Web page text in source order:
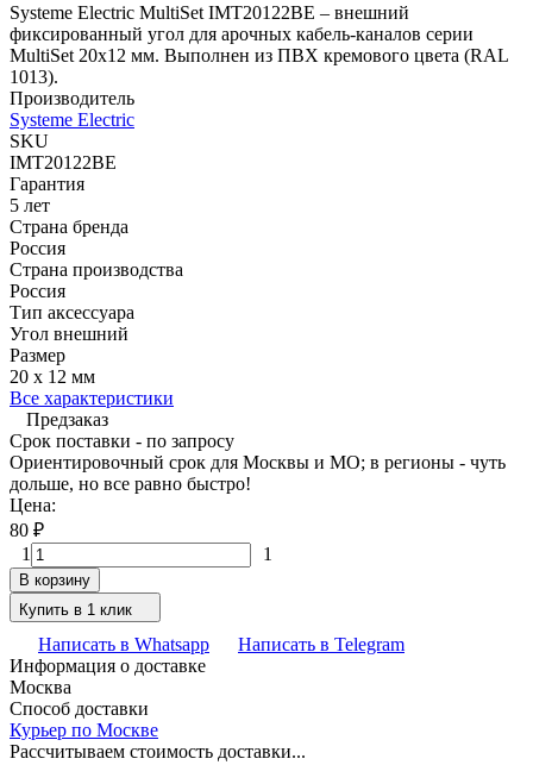
Systeme Electric MultiSet IMT20122BE – внешний
фиксированный угол для арочных кабель-каналов серии
MultiSet 20x12 мм. Выполнен из ПВХ кремового цвета (RAL
1013).
Производитель
Systeme Electric
SKU
IMT20122BE
Гарантия
5 лет
Страна бренда
Россия
Страна производства
Россия
Тип аксессуара
Угол внешний
Размер
20 x 12 мм
Все характеристики
Предзаказ
Срок поставки - по запросу
Ориентировочный срок для Москвы и МО; в регионы - чуть
дольше, но все равно быстро!
Цена:
80 ₽
1
1
В корзину
Купить в 1 клик
Написать в Whatsapp
Написать в Telegram
Информация о доставке
Москва
Способ доставки
Курьер по Москве
Рассчитываем стоимость доставки...